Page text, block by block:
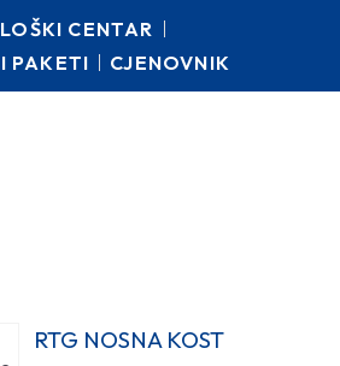
CENTAR
PAKETI
CJENOVNIK
RTG NOSNA KOST